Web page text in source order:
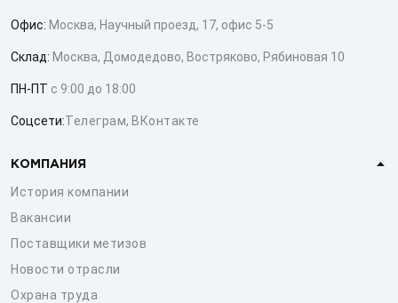
Офис: Москва, Научный проезд, 17, офис 5-5
Склад: Москва, Домодедово, Востряково, Рябиновая 10
ПН-ПТ с 9:00 до 18:00
Соцсети:Телеграм, ВКонтакте
КОМПАНИЯ
История компании
Вакансии
Поставщики метизов
Новости отрасли
Охрана труда